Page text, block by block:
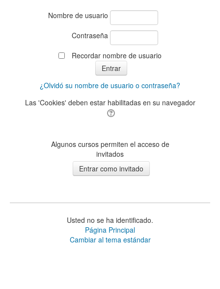
Nombre de usuario
Contraseña
Recordar nombre de usuario
¿Olvidó su nombre de usuario o contraseña?
Las 'Cookies' deben estar habilitadas en su navegador
Algunos cursos permiten el acceso de
invitados
Usted no se ha identificado.
Página Principal
Cambiar al tema estándar